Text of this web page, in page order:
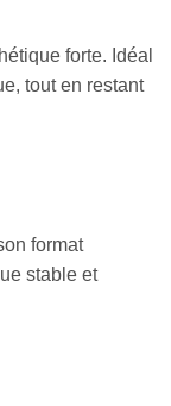
forte. Idéal
tout en restant
format
stable et